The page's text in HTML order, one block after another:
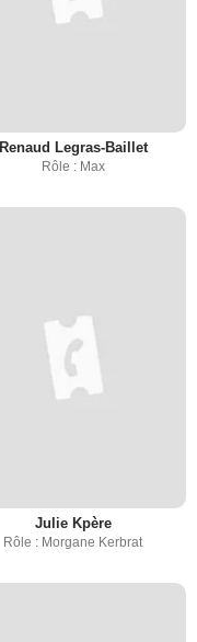
Renaud Legras-Baillet
Rôle : Max
Julie Kpère
Rôle : Morgane Kerbrat